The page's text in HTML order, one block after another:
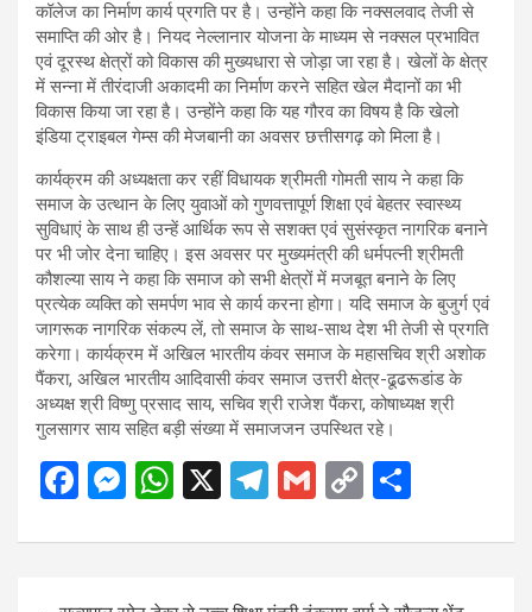
कॉलेज का निर्माण कार्य प्रगति पर है। उन्होंने कहा कि नक्सलवाद तेजी से
समाप्ति की ओर है। नियद नेल्लानार योजना के माध्यम से नक्सल प्रभावित
एवं दूरस्थ क्षेत्रों को विकास की मुख्यधारा से जोड़ा जा रहा है। खेलों के क्षेत्र
में सन्ना में तीरंदाजी अकादमी का निर्माण करने सहित खेल मैदानों का भी
विकास किया जा रहा है। उन्होंने कहा कि यह गौरव का विषय है कि खेलो
इंडिया ट्राइबल गेम्स की मेजबानी का अवसर छत्तीसगढ़ को मिला है।
कार्यक्रम की अध्यक्षता कर रहीं विधायक श्रीमती गोमती साय ने कहा कि
समाज के उत्थान के लिए युवाओं को गुणवत्तापूर्ण शिक्षा एवं बेहतर स्वास्थ्य
सुविधाएं के साथ ही उन्हें आर्थिक रूप से सशक्त एवं सुसंस्कृत नागरिक बनाने
पर भी जोर देना चाहिए। इस अवसर पर मुख्यमंत्री की धर्मपत्नी श्रीमती
कौशल्या साय ने कहा कि समाज को सभी क्षेत्रों में मजबूत बनाने के लिए
प्रत्येक व्यक्ति को समर्पण भाव से कार्य करना होगा। यदि समाज के बुजुर्ग एवं
जागरूक नागरिक संकल्प लें, तो समाज के साथ-साथ देश भी तेजी से प्रगति
करेगा। कार्यक्रम में अखिल भारतीय कंवर समाज के महासचिव श्री अशोक
पैंकरा, अखिल भारतीय आदिवासी कंवर समाज उत्तरी क्षेत्र-ढूढरूडांड के
अध्यक्ष श्री विष्णु प्रसाद साय, सचिव श्री राजेश पैंकरा, कोषाध्यक्ष श्री
गुलसागर साय सहित बड़ी संख्या में समाजजन उपस्थित रहे।
F
ce
M
se
n
W
at
s
X
T
e
gr
G
ail
C
py
Li
ar